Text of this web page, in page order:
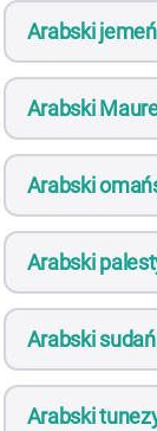
Arabski
Arabski
Arabski
Arabski
Arabski
Arabski